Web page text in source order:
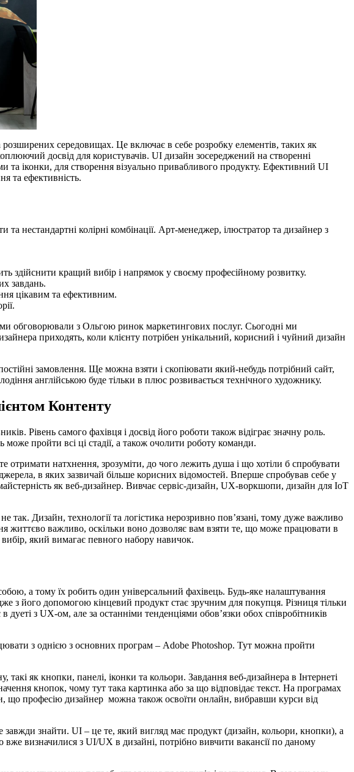
середовищах. Це включає в себе розробку елементів, таких як
досвід для користувачів. UI дизайн зосереджений на створенні
та іконки, для створення візуально привабливого продукту. Ефективний UI
та ефективність.
нестандартні колірні комбінації. Арт-менеджер, ілюстратор та дизайнер з
здійснити кращий вибір і напрямок у своєму професійному розвитку.
завдань.
цікавим та ефективним.
обговорювали з Ольгою ринок маркетингових послуг. Сьогодні ми
приходять, коли клієнту потрібен унікальний, корисний і чуйний дизайн
замовлення. Ще можна взяти і скопіювати який-небудь потрібний сайт,
англійською буде тільки в плюс розвивається технічного художнику.
Контенту
Рівень самого фахівця і досвід його роботи також відіграє значну роль.
пройти всі ці стадії, а також очолити роботу команди.
отримати натхнення, зрозуміти, до чого лежить душа і що хотіли б спробувати
в яких зазвичай більше корисних відомостей. Вперше спробував себе у
як веб-дизайнер. Вивчає сервіс-дизайн, UX-воркшопи, дизайн для IoT
Дизайн, технології та логістика нерозривно пов’язані, тому дуже важливо
життєво важливо, оскільки воно дозволяє вам взяти те, що може працювати в
який вимагає певного набору навичок.
а тому їх робить один універсальний фахівець. Будь-яке налаштування
з його допомогою кінцевий продукт стає зручним для покупця. Різниця тільки
з UX-ом, але за останніми тенденціями обов’язки обох співробітників
з однією з основних програм – Adobe Photoshop. Тут можна пройти
як кнопки, панелі, іконки та кольори. Завдання веб-дизайнера в Інтернеті
кнопок, чому тут така картинка або за що відповідає текст. На програмах
що професію дизайнер можна також освоїти онлайн, вибравши курси від
завжди знайти. UI – це те, який вигляд має продукт (дизайн, кольори, кнопки), а
вже визначилися з UI/UX в дизайні, потрібно вивчити вакансії по даному